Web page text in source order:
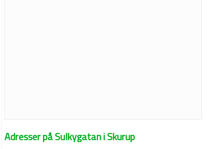
Adresser på Sulkygatan i Skurup